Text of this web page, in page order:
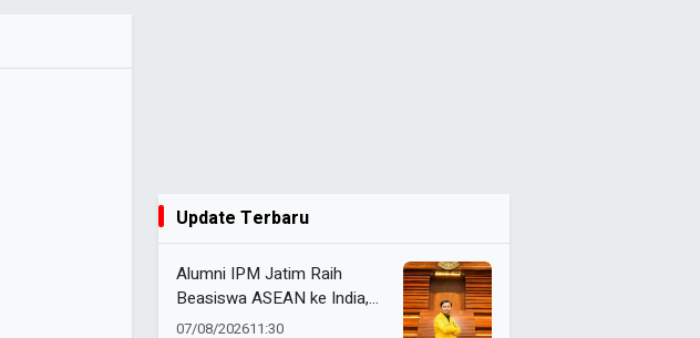
Update Terbaru
Alumni IPM Jatim Raih
Beasiswa ASEAN ke India,
Lanjut Studi Filsafat di
07/08/202611:30